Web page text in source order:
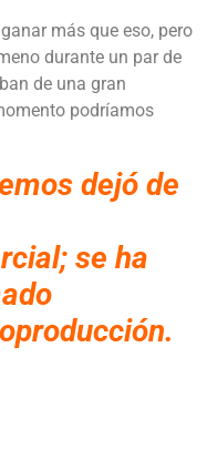
más que eso, pero
durante un par de
de una gran
podríamos
dejó de
se ha